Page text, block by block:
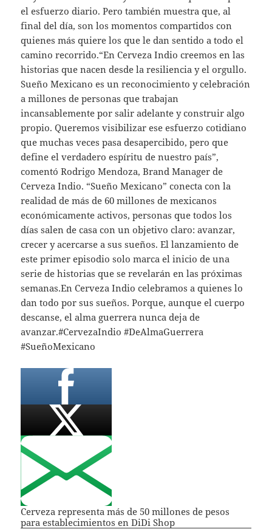
el esfuerzo diario. Pero también muestra que, al
final del día, son los momentos compartidos con
quienes más quiere los que le dan sentido a todo el
camino recorrido.“En Cerveza Indio creemos en las
historias que nacen desde la resiliencia y el orgullo.
Sueño Mexicano es un reconocimiento y celebración
a millones de personas que trabajan
incansablemente por salir adelante y construir algo
propio. Queremos visibilizar ese esfuerzo cotidiano
que muchas veces pasa desapercibido, pero que
define el verdadero espíritu de nuestro país”,
comentó Rodrigo Mendoza, Brand Manager de
Cerveza Indio. “Sueño Mexicano” conecta con la
realidad de más de 60 millones de mexicanos
económicamente activos, personas que todos los
días salen de casa con un objetivo claro: avanzar,
crecer y acercarse a sus sueños. El lanzamiento de
este primer episodio solo marca el inicio de una
serie de historias que se revelarán en las próximas
semanas.En Cerveza Indio celebramos a quienes lo
dan todo por sus sueños. Porque, aunque el cuerpo
descanse, el alma guerrera nunca deja de
avanzar.#CervezaIndio #DeAlmaGuerrera
#SueñoMexicano
Cerveza representa más de 50 millones de pesos
para establecimientos en DiDi Shop